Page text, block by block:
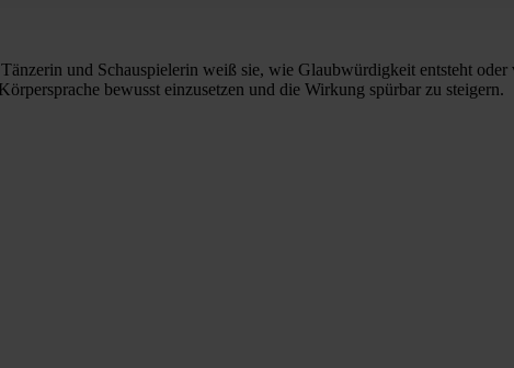
und Schauspielerin weiß sie, wie Glaubwürdigkeit entsteht
bewusst einzusetzen und die Wirkung spürbar zu steigern.